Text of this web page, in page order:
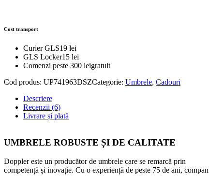
Cost transport
Curier GLS19 lei
GLS Locker15 lei
Comenzi peste 300 leigratuit
Cod produs: UP741963DSZCategorie: Umbrele, Cadouri
Descriere
Recenzii (6)
Livrare și plată
UMBRELE ROBUSTE ȘI DE CALITATE
Doppler este un producător de umbrele care se remarcă prin
competență și inovație. Cu o experiență de peste 75 de ani,